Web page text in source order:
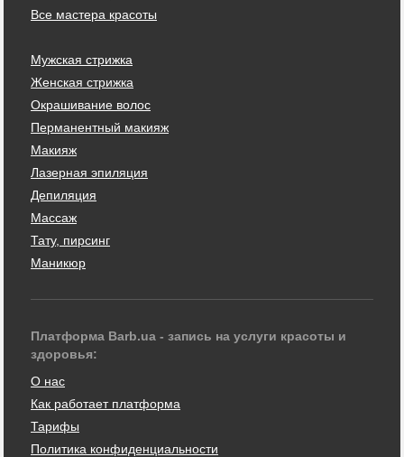
Все мастера красоты
Мужская стрижка
Женская стрижка
Окрашивание волос
Перманентный макияж
Макияж
Лазерная эпиляция
Депиляция
Массаж
Тату, пирсинг
Маникюр
Платформа Barb.ua - запись на услуги красоты и
здоровья:
О нас
Как работает платформа
Тарифы
Политика конфиденциальности